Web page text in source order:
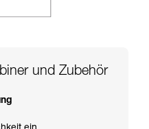
und Zubehör